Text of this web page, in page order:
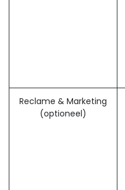
Reclame & Marketing
(optioneel)